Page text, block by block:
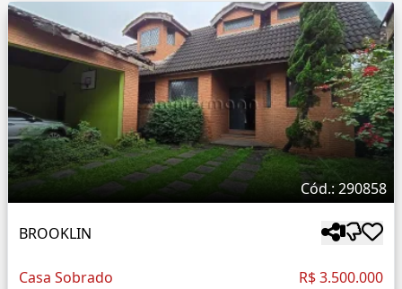
Cód.: 290858
BROOKLIN
Casa Sobrado R$ 3.500.000